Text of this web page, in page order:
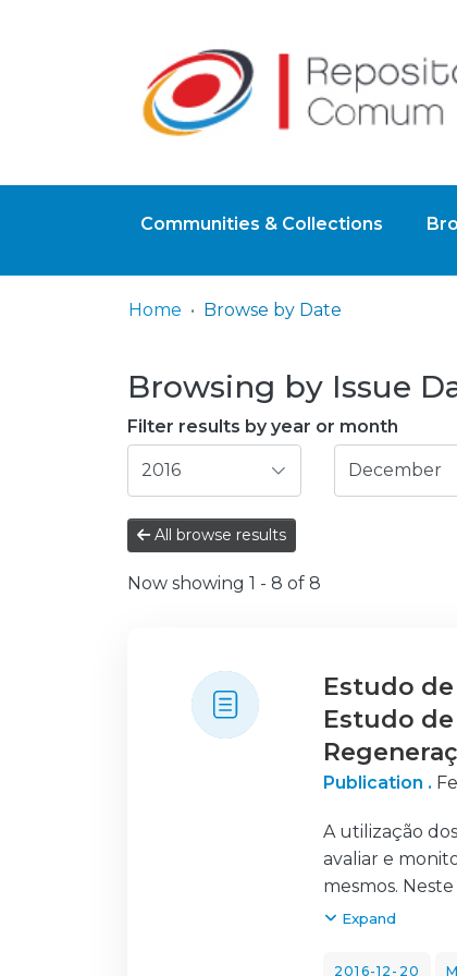
Communities & Collections
Home Browse by Date
Browsing by Issue
Filter results by year or month
All browse results
Now showing 1 - 8 of 8
Estudo
Estudo
Publication .
A utilização
avaliar e
mesmos.
pois o principal
confeção/
Expand
2016-12-20